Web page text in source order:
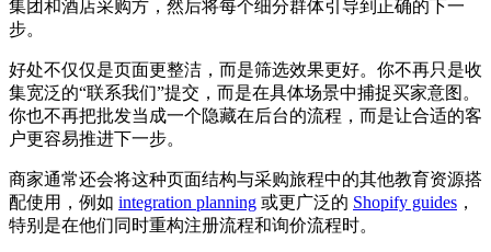
集团和酒店采购方，然后将每个细分群体引导到正确的下一
步。
好处不仅仅是页面更整洁，而是筛选效果更好。你不再只是收
集宽泛的“联系我们”提交，而是在具体场景中捕捉买家意图。
你也不再把批发当成一个隐藏在后台的流程，而是让合适的客
户更容易推进下一步。
商家通常还会将这种页面结构与采购旅程中的其他教育资源搭
配使用，例如 integration planning 或更广泛的 Shopify guides ，
特别是在他们同时重构注册流程和询价流程时。